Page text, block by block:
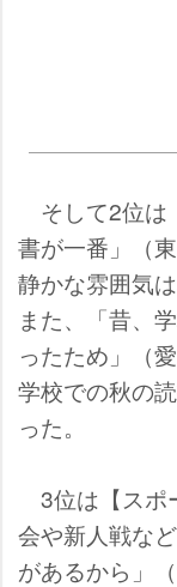
そして2位は
書が一番」（
静かな雰囲気
また、「昔、
ったため」（
学校での秋の
った。
3位は【スポ
会や新人戦な
があるから」